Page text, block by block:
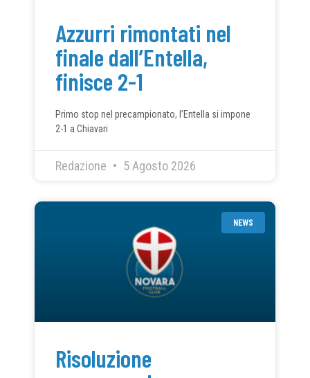
Azzurri rimontati nel
finale dall’Entella,
finisce 2-1
Primo stop nel precampionato, l’Entella si impone
2-1 a Chiavari
Redazione 5 Agosto 2026
NEWS
Risoluzione